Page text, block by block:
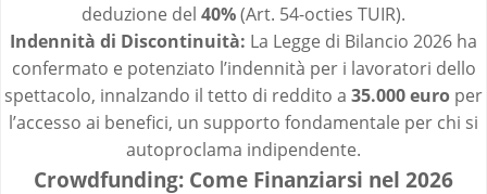
deduzione del 40%(Art. 54-octies TUIR).
Indennità di Discontinuità: La Legge di Bilancio 2026 ha
confermato e potenziato l’indennità per i lavoratori dello
spettacolo, innalzando il tetto di reddito a 35.000 euro per
l’accesso ai benefici, un supporto fondamentale per chi si
autoproclama indipendente.
Crowdfunding: Come Finanziarsi nel 2026